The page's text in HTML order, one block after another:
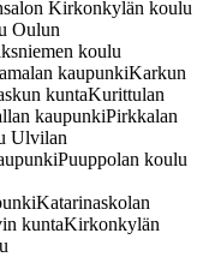
Kirkonkylän koulu
Oulun
koulu
kaupunkiKarkun
kuntaKurittulan
kaupunkiPirkkalan
Ulvilan
Puuppolan koulu
Katarinaskolan
kuntaKirkonkylän